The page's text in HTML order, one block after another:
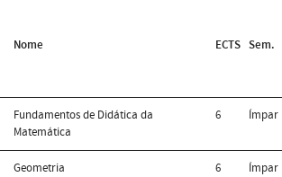
Nome ECTS Sem.
Fundamentos de Didática da
Matemática
6 Ímpar
Geometria 6 Ímpar